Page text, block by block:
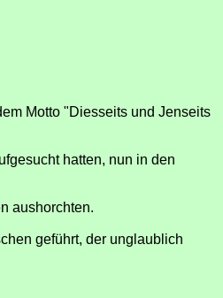
Motto "Diesseits und Jenseits
hatten, nun in den
aushorchten.
geführt, der unglaublich